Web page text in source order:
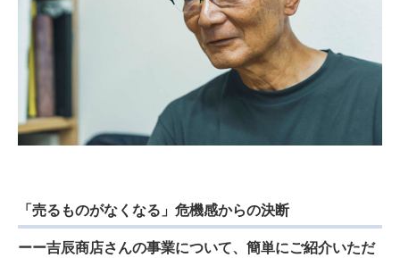
「売るものがなくなる」危機感からの決断
ーー吉辰商店さんの事業について、簡単にご紹介いただ